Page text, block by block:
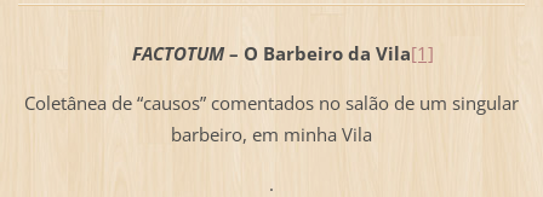
FACTOTUM– O Barbeiro da Vila[1]
Coletânea de “causos” comentados no salão de um singular
barbeiro, em minha Vila
.